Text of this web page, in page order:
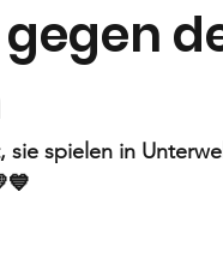
sie spielen in